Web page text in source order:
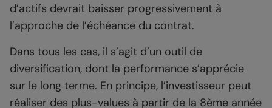
d’actifs devrait baisser progressivement à
l’approche de l’échéance du contrat.
Dans tous les cas, il s’agit d’un outil de
diversification, dont la performance s’apprécie
sur le long terme. En principe, l’investisseur peut
réaliser des plus-values à partir de la 8ème année